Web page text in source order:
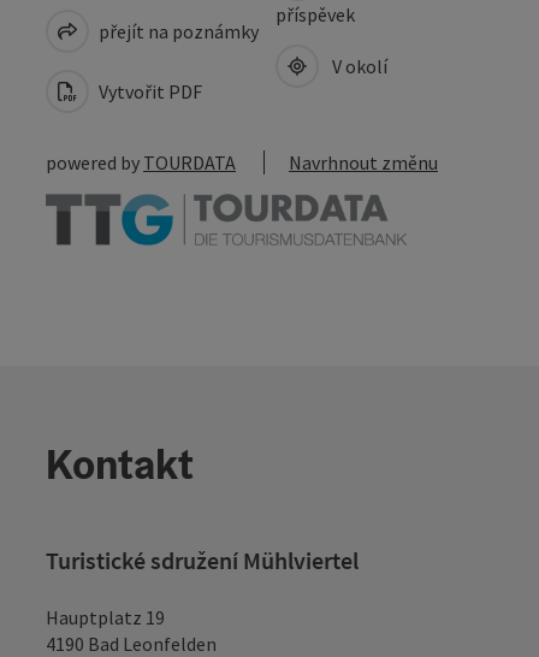
přejít na poznámky
Vytvořit PDF
příspěvek
V okolí
powered by TOURDATA Navrhnout změnu
Kontakt
Turistické sdružení Mühlviertel
Hauptplatz 19
4190 Bad Leonfelden